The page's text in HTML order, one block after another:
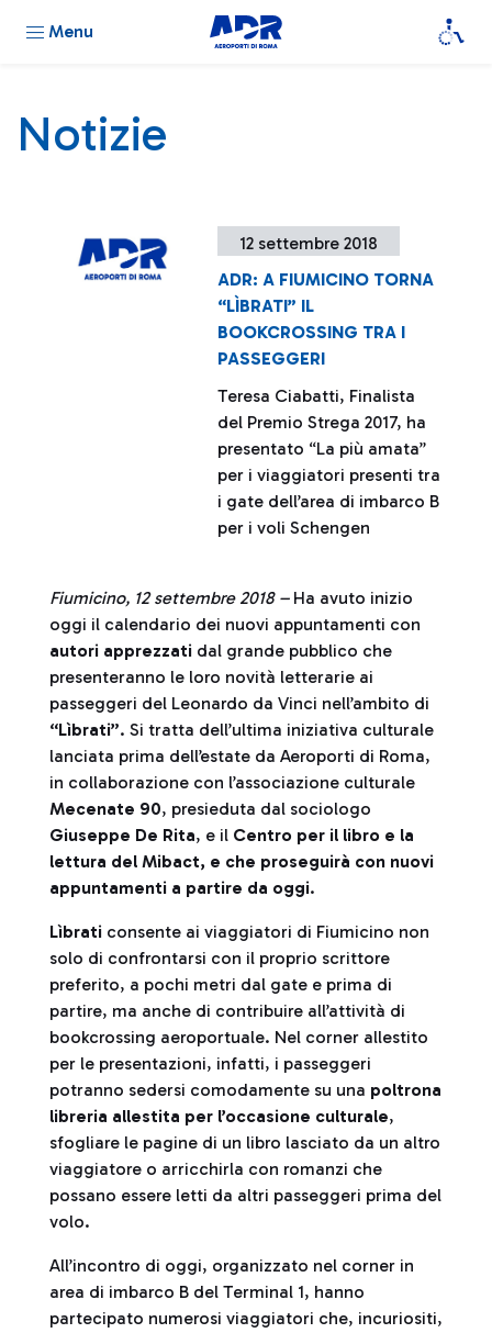
Menu
Notizie
12 settembre 2018
ADR: A FIUMICINO TORNA
“LÌBRATI” IL
BOOKCROSSING TRA I
PASSEGGERI
Teresa Ciabatti, Finalista
del Premio Strega 2017, ha
presentato “La più amata”
per i viaggiatori presenti tra
i gate dell’area di imbarco B
per i voli Schengen
Fiumicino, 12 settembre 2018 – Ha avuto inizio
oggi il calendario dei nuovi appuntamenti con
autori apprezzati dal grande pubblico che
presenteranno le loro novità letterarie ai
passeggeri del Leonardo da Vinci nell’ambito di
“Lìbrati”. Si tratta dell’ultima iniziativa culturale
lanciata prima dell’estate da Aeroporti di Roma,
in collaborazione con l’associazione culturale
Mecenate 90, presieduta dal sociologo
Giuseppe De Rita, e il Centro per il libro e la
lettura del Mibact, e che proseguirà con nuovi
appuntamenti a partire da oggi.
Lìbrati consente ai viaggiatori di Fiumicino non
solo di confrontarsi con il proprio scrittore
preferito, a pochi metri dal gate e prima di
partire, ma anche di contribuire all’attività di
bookcrossing aeroportuale. Nel corner allestito
per le presentazioni, infatti, i passeggeri
potranno sedersi comodamente su una poltrona
libreria allestita per l’occasione culturale,
sfogliare le pagine di un libro lasciato da un altro
viaggiatore o arricchirla con romanzi che
possano essere letti da altri passeggeri prima del
volo.
All’incontro di oggi, organizzato nel corner in
area di imbarco B del Terminal 1, hanno
partecipato numerosi viaggiatori che, incuriositi,